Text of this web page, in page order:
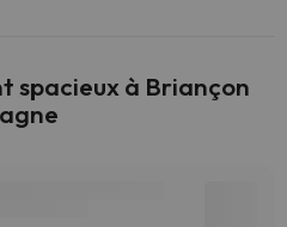
spacieux à Briançon